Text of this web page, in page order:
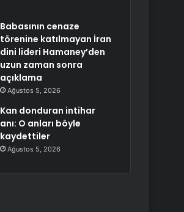
Babasının cenaze
törenine katılmayan İran
dini lideri Hamaney’den
uzun zaman sonra
açıklama
Ağustos 5, 2026
Kan donduran intihar
anı: O anları böyle
kaydettiler
Ağustos 5, 2026